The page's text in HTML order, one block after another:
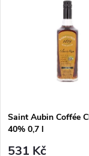
Saint Aubin Coffée
40% 0,7 l
531 Kč